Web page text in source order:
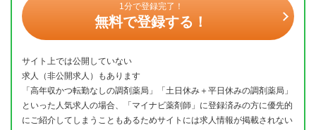
1分で登録完了！
無料で登録する！
サイト上では公開していない
求人（非公開求人）もあります
「高年収かつ転勤なしの調剤薬局」「土日休み＋平日休みの調剤薬局」
といった人気求人の場合、「マイナビ薬剤師」に登録済みの方に優先的
にご紹介してしまうこともあるためサイトには求人情報が掲載されない